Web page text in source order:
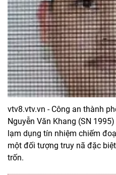
vtv8.vtv.vn - Công an thành
Nguyễn Văn Khang (SN
lạm dụng tín nhiệm chiếm
một đối tượng truy nã đặc
trốn.